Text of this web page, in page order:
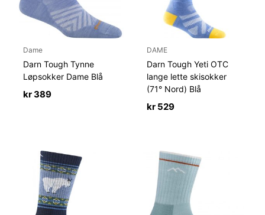
Dame
Darn Tough Tynne
Løpsokker Dame Blå
kr389
DAME
Darn Tough Yeti OTC
lange lette skisokker
(71° Nord) Blå
kr 529